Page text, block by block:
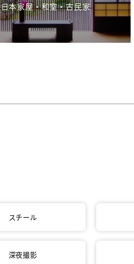
日本家屋・和室・古民家
スチール
深夜撮影